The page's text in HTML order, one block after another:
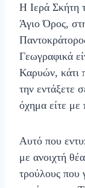
Η Ιερά Σκήτη
Άγιο Όρος,
Γεωγραφικά
Καρυών, κάτι
την εντάξετε
όχημα είτε με
Αυτό που
με ανοιχτή
τρούλους που